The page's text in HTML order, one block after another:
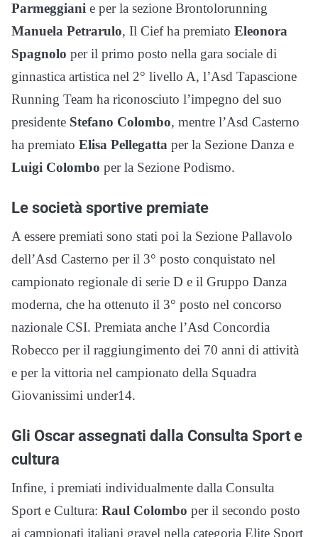
Parmeggiani e per la sezione Brontolorunning
Manuela Petrarulo, Il Cief ha premiato Eleonora
Spagnolo per il primo posto nella gara sociale di
ginnastica artistica nel 2° livello A, l’Asd Tapascione
Running Team ha riconosciuto l’impegno del suo
presidente Stefano Colombo, mentre l’Asd Casterno
ha premiato Elisa Pellegatta per la Sezione Danza e
Luigi Colombo per la Sezione Podismo.
Le società sportive premiate
A essere premiati sono stati poi la Sezione Pallavolo
dell’Asd Casterno per il 3° posto conquistato nel
campionato regionale di serie D e il Gruppo Danza
moderna, che ha ottenuto il 3° posto nel concorso
nazionale CSI. Premiata anche l’Asd Concordia
Robecco per il raggiungimento dei 70 anni di attività
e per la vittoria nel campionato della Squadra
Giovanissimi under14.
Gli Oscar assegnati dalla Consulta Sport e
cultura
Infine, i premiati individualmente dalla Consulta
Sport e Cultura: Raul Colombo per il secondo posto
ai campionati italiani gravel nella categoria Elite Sport